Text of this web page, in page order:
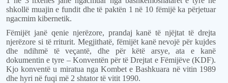
shkollë muajin e fundit dhe të paktën 1 në 10 fëmijë ka përjetuar
ngacmim kibernetik.
Fëmijët janë qenie njerëzore, prandaj kanë të njëjtat të drejta
njerëzore si të rriturit. Megjithatë, fëmijët kanë nevojë për kujdes
dhe ndihmë të veçantë, dhe për këtë arsye, ata e kanë
dokumentin e tyre – Konventën për të Drejtat e Fëmijëve (KDF).
Kjo konventë u miratua nga Kombet e Bashkuara në vitin 1989
dhe hyri në fuqi më 2 shtator të vitit 1990.